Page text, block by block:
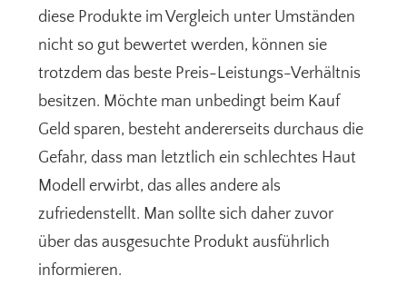
diese Produkte im Vergleich unter Umständen
nicht so gut bewertet werden, können sie
trotzdem das beste Preis-Leistungs-Verhältnis
besitzen. Möchte man unbedingt beim Kauf
Geld sparen, besteht andererseits durchaus die
Gefahr, dass man letztlich ein schlechtes Haut
Modell erwirbt, das alles andere als
zufriedenstellt. Man sollte sich daher zuvor
über das ausgesuchte Produkt ausführlich
informieren.